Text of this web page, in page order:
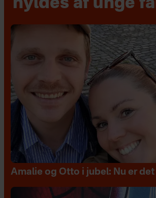
hyldes af unge
Amalie og Otto i jubel: Nu er